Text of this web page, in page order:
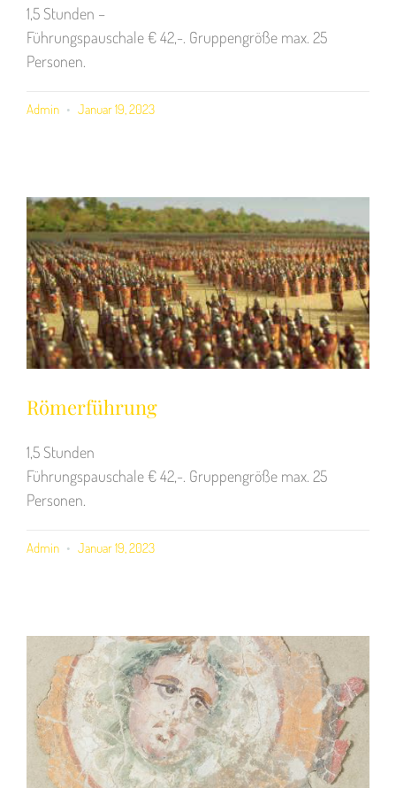
1,5 Stunden –
Führungspauschale € 42,-. Gruppengröße max. 25
Personen.
Admin Januar 19, 2023
Römerführung
1,5 Stunden
Führungspauschale € 42,-. Gruppengröße max. 25
Personen.
Admin Januar 19, 2023